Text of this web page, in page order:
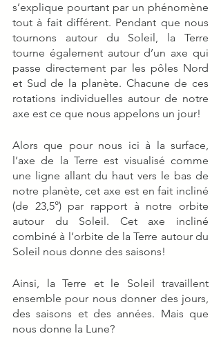
s’explique pourtant par un phénomène
tout à fait différent. Pendant que nous
tournons autour du Soleil, la Terre
tourne également autour d’un axe qui
passe directement par les pôles Nord
et Sud de la planète. Chacune de ces
rotations individuelles autour de notre
axe est ce que nous appelons un jour!
Alors que pour nous ici à la surface,
l’axe de la Terre est visualisé comme
une ligne allant du haut vers le bas de
notre planète, cet axe est en fait incliné
(de 23,5°) par rapport à notre orbite
autour du Soleil. Cet axe incliné
combiné à l’orbite de la Terre autour du
Soleil nous donne des saisons!
Ainsi, la Terre et le Soleil travaillent
ensemble pour nous donner des jours,
des saisons et des années. Mais que
nous donne la Lune?